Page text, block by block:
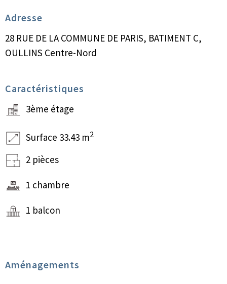
Adresse
28 RUE DE LA COMMUNE DE PARIS, BATIMENT C,
OULLINS Centre-Nord
Caractéristiques
3ème étage
Surface 33.43 m2
2 pièces
1 chambre
1 balcon
Aménagements